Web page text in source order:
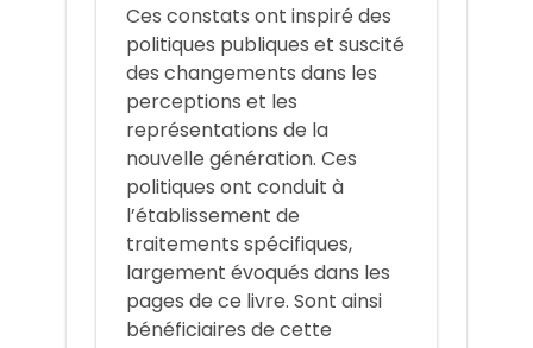
Ces constats ont inspiré des
politiques publiques et suscité
des changements dans les
perceptions et les
représentations de la
nouvelle génération. Ces
politiques ont conduit à
l’établissement de
traitements spécifiques,
largement évoqués dans les
pages de ce livre. Sont ainsi
bénéficiaires de cette